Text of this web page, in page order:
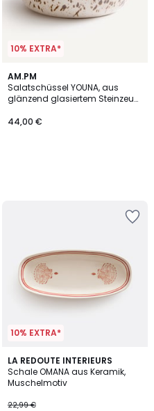
10% EXTRA*
AM.PM
Salatschüssel YOUNA, aus
glänzend glasiertem Steinzeug,
44,00 €
10% EXTRA*
LA REDOUTE INTERIEURS
Schale OMANA aus Keramik,
Muschelmotiv
22,99 €